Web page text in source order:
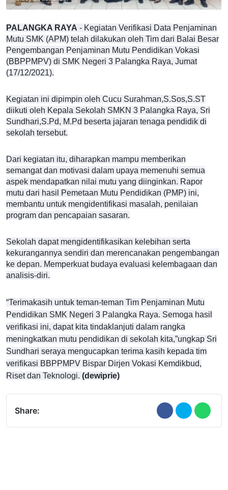
PALANGKA RAYA - Kegiatan Verifikasi Data Penjaminan
Mutu SMK (APM) telah dilakukan oleh Tim dari Balai Besar
Pengembangan Penjaminan Mutu Pendidikan Vokasi
(BBPPMPV) di SMK Negeri 3 Palangka Raya, Jumat
(17/12/2021).
Kegiatan ini dipimpin oleh Cucu Surahman,S.Sos,S.ST
diikuti oleh Kepala Sekolah SMKN 3 Palangka Raya, Sri
Sundhari,S.Pd, M.Pd beserta jajaran tenaga pendidik di
sekolah tersebut.
Dari kegiatan itu, diharapkan mampu memberikan
semangat dan motivasi dalam upaya memenuhi semua
aspek mendapatkan nilai mutu yang diinginkan. Rapor
mutu dari hasil Pemetaan Mutu Pendidikan (PMP) ini,
membantu untuk mengidentifikasi masalah, penilaian
program dan pencapaian sasaran.
Sekolah dapat mengidentifikasikan kelebihan serta
kekurangannya sendiri dan merencanakan pengembangan
ke depan. Memperkuat budaya evaluasi kelembagaan dan
analisis-diri.
“Terimakasih untuk teman-teman Tim Penjaminan Mutu
Pendidikan SMK Negeri 3 Palangka Raya. Semoga hasil
verifikasi ini, dapat kita tindaklanjuti dalam rangka
meningkatkan mutu pendidikan di sekolah kita,”ungkap Sri
Sundhari seraya mengucapkan terima kasih kepada tim
verifikasi BBPPMPV Bispar Dirjen Vokasi Kemdikbud,
Riset dan Teknologi. (dewiprie)
Share: